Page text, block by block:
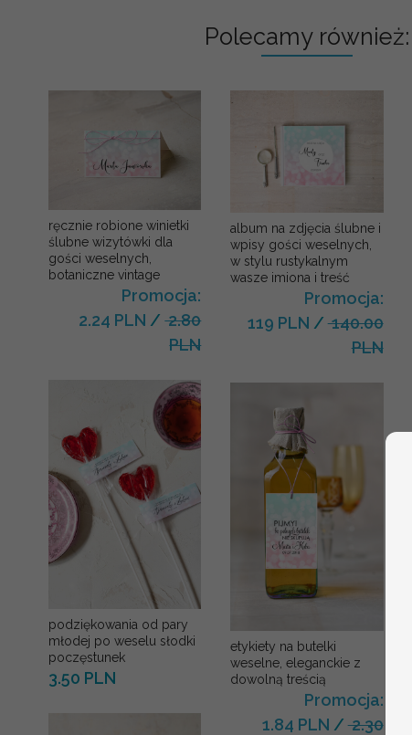
Polecamy również:
ręcznie robione winietki
ślubne wizytówki dla
gości weselnych,
botaniczne vintage
Promocja:
2.24 PLN /2.80
PLN
podziękowania od pary
młodej po weselu słodki
poczęstunek
3.50 PLN
album na zdjęcia ślubne i
wpisy gości weselnych,
w stylu rustykalnym
wasze imiona i treść
Promocja:
119 PLN /140.00
PLN
etykiety na butelki
weselne, eleganckie z
dowolną treścią
Promocja:
1.84 PLN /2.30